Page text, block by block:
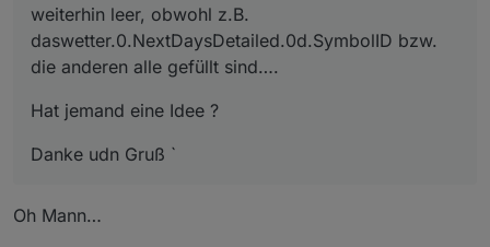
weiterhin leer, obwohl z.B.
daswetter.0.NextDaysDetailed.0d.SymbolID bzw.
die anderen alle gefüllt sind….
Hat jemand eine Idee ?
Danke udn Gruß `
Oh Mann…